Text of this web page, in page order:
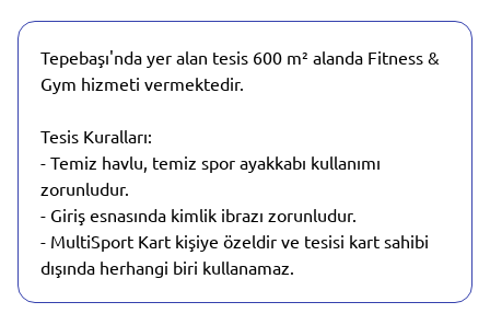
Tepebaşı'nda yer alan tesis 600 m² alanda Fitness &
Gym hizmeti vermektedir.
Tesis Kuralları:
- Temiz havlu, temiz spor ayakkabı kullanımı
zorunludur.
- Giriş esnasında kimlik ibrazı zorunludur.
- MultiSport Kart kişiye özeldir ve tesisi kart sahibi
dışında herhangi biri kullanamaz.